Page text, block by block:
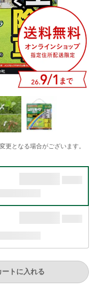
となる場合がございます。
ートに入れる